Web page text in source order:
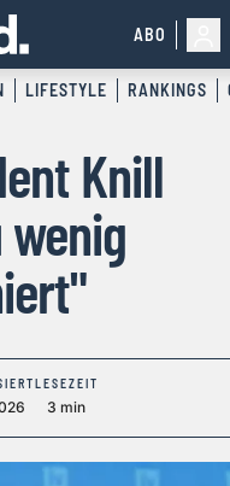
ABO
LIFESTYLE RANKINGS
Knill
LESEZEIT
3 min